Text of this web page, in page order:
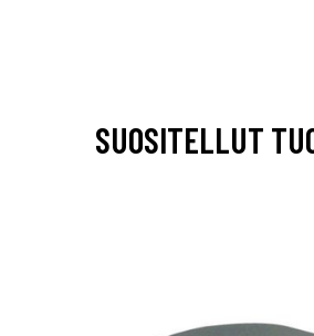
SUOSITELLUT